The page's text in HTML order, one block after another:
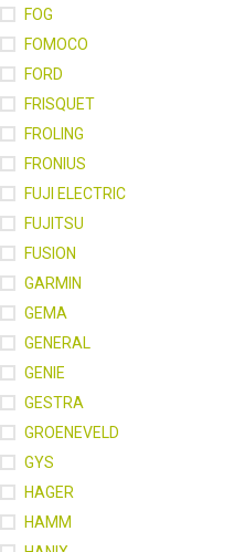
FOG
FOMOCO
FORD
FRISQUET
FROLING
FRONIUS
FUJI ELECTRIC
FUJITSU
FUSION
GARMIN
GEMA
GENERAL
GENIE
GESTRA
GROENEVELD
GYS
HAGER
HAMM